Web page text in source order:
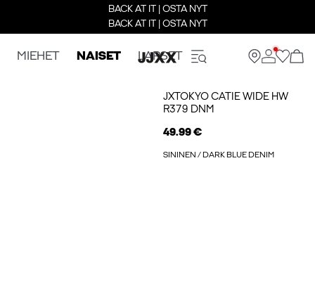
BACK AT IT | OSTA NYT
BACK AT IT | OSTA NYT
MIEHET NAISET LAPSET
JXTOKYO CATIE WIDE HW
R379 DNM
49.99 €
SININEN / DARK BLUE DENIM